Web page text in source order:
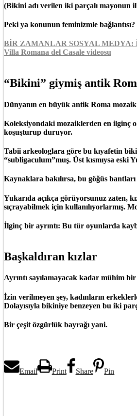
(Bikini adı verilen iki parçalı
Peki ya konunun feminizmle
BİR ZAMANLAR SOSYAL MEDYA:
Villa Romana del Casale videosu
“Bikini” giymiş antik
Dünyanın en büyük antik Roma
Koleksiyondaki mozaiklerden en ilginç
koşuşturup duruyor.
Tabii arkeologlara göre bu kıyafetin
“subligaculum”muş. Üst kısmıysa eski
Kaynaklara bakılırsa, bu göğüs
Yukarıda açıkça görüyorsunuz zaten,
sıçrayabilmek için kullanılıyorlarmış.
İlginç bir ayrıntı: Bu tür oyunlarda
Başkaldıran kızlar
Ayrıntı sayılamayacak kadar mühim
İzin verilmeyen şey, kadınların
Dolayısıyla bikiniye benzeyen bu iki
Bir çeşit özgürlük bayrağı yani.
Email Print Share Pin